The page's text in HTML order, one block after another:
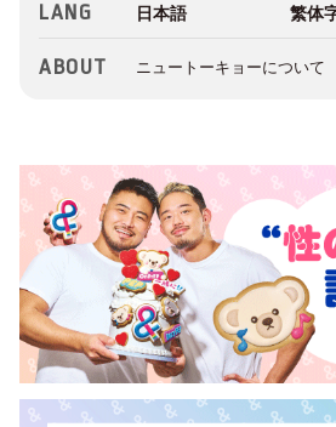
LANG
ABOUT ニュートーキョーについて